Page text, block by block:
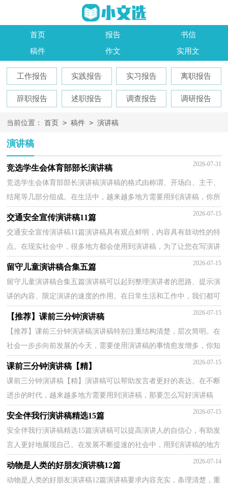
首页 报告
书信
稿件
作文 实用文
工作报告 实践报告 实习报告 离职报告
辞职报告 述职报告 调查报告 调研报告
当前位置： 首页 > 稿件 > 演讲稿
演讲稿
竞选学生会体育部部长演讲稿 2026-07-31
竞选学生会体育部部长演讲稿演讲稿的格式由称谓、开场白、主干、
结尾等几部分组成。在生活中，越来越多地方需要用到演讲稿，你所
见过的演讲稿是什么样的呢？下面是小编精心整理的...
交通安全宣传演讲稿11篇 2026-07-15
交通安全宣传演讲稿11篇演讲稿具有观点鲜明，内容具有鼓动性的特
点。在现实社会中，很多地方都会使用到演讲稿，为了让您在写演讲
稿时更加简单方便，下面是小编收集整理的交通安全宣...
留守儿童演讲稿合集五篇 2026-07-15
留守儿童演讲稿合集五篇演讲稿可以起到整理演讲者的思路、提示演
讲的内容、限定演讲的速度的作用。在日常生活和工作中，我们都可
能会用到演讲稿，那么，怎么去写演讲稿呢？以下是小...
【推荐】课前三分钟演讲稿 2026-07-15
【推荐】课前三分钟演讲稿演讲稿特别注重结构清楚，层次简明。在
社会一步步向前发展的今天，需要使用演讲稿的事情愈发增多，你知
道演讲稿怎样才能写的好吗？下面是小编帮大家整理的...
课前三分钟演讲稿【精】 2026-07-15
课前三分钟演讲稿【精】演讲稿可以帮助发言者更好的表达。在不断
进步的时代，越来越多地方需要用到演讲稿，那要怎么写好演讲稿
呢？下面是小编为大家整理的课前三分钟演讲稿，欢迎大...
安全伴我行演讲稿精选15篇 2026-07-15
安全伴我行演讲稿精选15篇演讲稿可以提高演讲人的自信心，有助发
言人更好地展现自己。在发展不断提速的社会中，用到演讲稿的地方
越来越多，为了让您在写演讲稿时更加简单方便，以下...
动物是人类的好朋友演讲稿12篇 2026-07-14
动物是人类的好朋友演讲稿12篇演讲稿要求内容充实，条理清楚，重